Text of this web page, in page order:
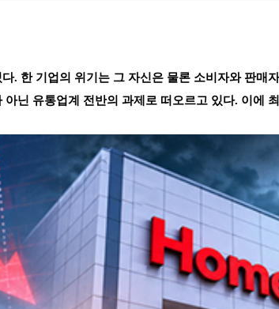
. 한 기업의 위기는 그 자신은 물론 소비자와 판매
닌 유통업계 전반의 과제로 떠오르고 있다. 이에